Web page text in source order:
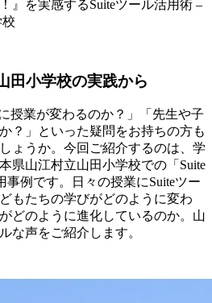
田小学校の実践から
授業が変わるのか？」「先生や子
？」といった疑問をお持ちの方も
ょうか。今回ご紹介するのは、学
県山江村立山田小学校での「Suite
事例です。日々の授業にSuiteツー
もたちの学びがどのように変わ
どのように進化しているのか。山
な声をご紹介します。